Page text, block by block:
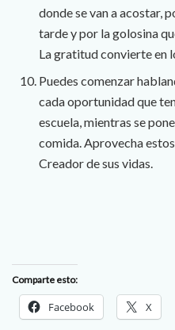
donde se van a acostar,
tarde y por la golosina
La gratitud convierte en
Puedes comenzar
cada oportunidad que
escuela, mientras se
comida. Aprovecha
Creador de sus vidas.
Comparte esto:
Facebook X